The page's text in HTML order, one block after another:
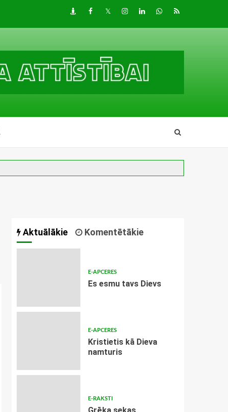
DraugiemFacebook
TwitterInstagram
LinkedInwhatsapp
RSS
Aktuālākie Komentētākie
E-APCERES
Es esmu tavs Dievs
E-APCERES
Kristietis kā Dieva
namturis
E-RAKSTI